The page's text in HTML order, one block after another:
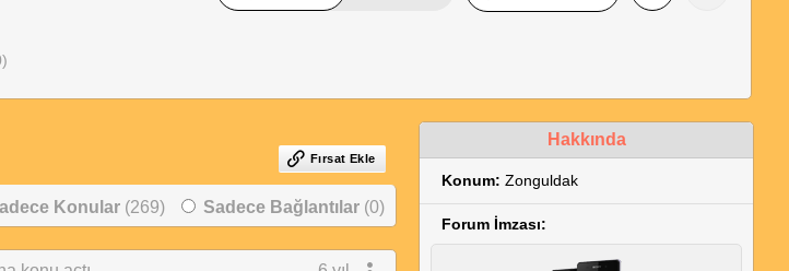
Fırsat Ekle
Konular (269) Sadece Bağlantılar (0)
Hakkında
Konum: Zonguldak
Forum İmzası: